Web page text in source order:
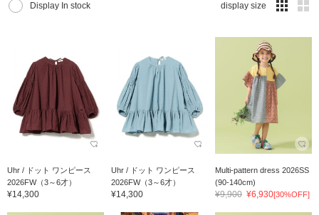
Display In stock display size
Uhr / ドット ワンピース
2026FW（3～6才）
¥14,300
Uhr / ドット ワンピース
2026FW（3～6才）
¥14,300
Multi-pattern dress 2026SS
(90-140cm)
¥9,900 ¥6,930[30%OFF]